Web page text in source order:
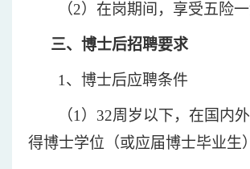
（2）在岗期间，享受五险一
三、博士后招聘要求
1、博士后应聘条件
（1）32周岁以下，在国内
得博士学位（或应届博士毕业生